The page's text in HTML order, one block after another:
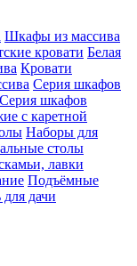
Шкафы из массива
кровати Белая
Кровати
Серия шкафов
Серия шкафов
с каретной
Наборы для
столы
лавки
Подъёмные
дачи